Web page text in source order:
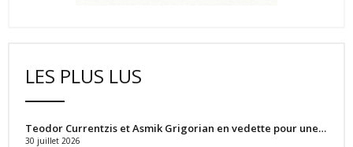
LES PLUS LUS
Teodor Currentzis et Asmik Grigorian en vedette pour une…
30 juillet 2026